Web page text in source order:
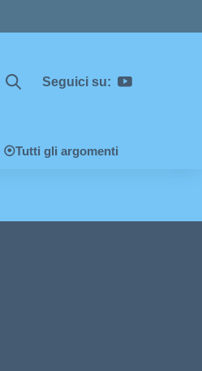
Seguici su:
⦿Tutti gli argomenti